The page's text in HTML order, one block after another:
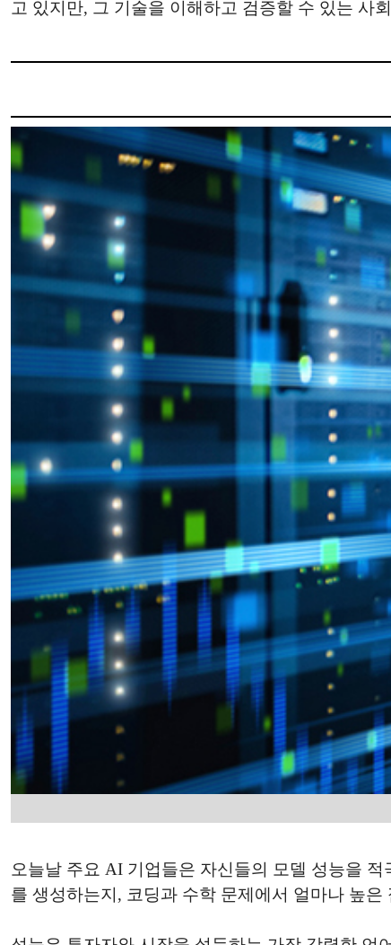
고 있지만, 그 기술을 이해하고 검증할 수 있는 사
오늘날 주요 AI 기업들은 자신들의 모델 성능을
를 생성하는지, 코딩과 수학 문제에서 얼마나 높